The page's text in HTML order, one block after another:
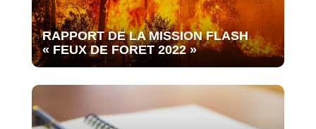
RAPPORT DE LA MISSION FLASH
« FEUX DE FORET 2022 »